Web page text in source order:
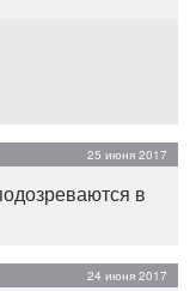
25 июня 2017
в
24 июня 2017